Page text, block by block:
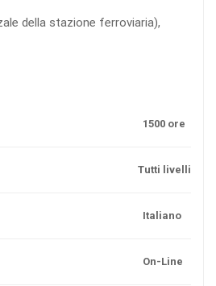
della stazione ferroviaria),
1500 ore
Tutti livelli
Italiano
On-Line